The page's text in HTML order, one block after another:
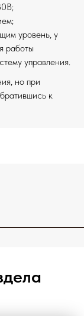
уровень, у
работы
управления.
но при
к